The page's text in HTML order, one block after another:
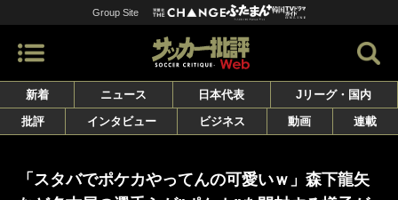
Group Site
新着 ニュース 日本代表
Jリーグ・国内
批評
インタビュー ビジネス 動画 連載
「スタバでポケカやってんの可愛いｗ」森下龍矢